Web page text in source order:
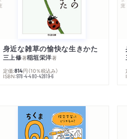
身近な雑草の愉快な生きかた
三上修著稲垣栄洋著
定価:814円 （10％税込み）
ISBN:978-4-480-42819-6